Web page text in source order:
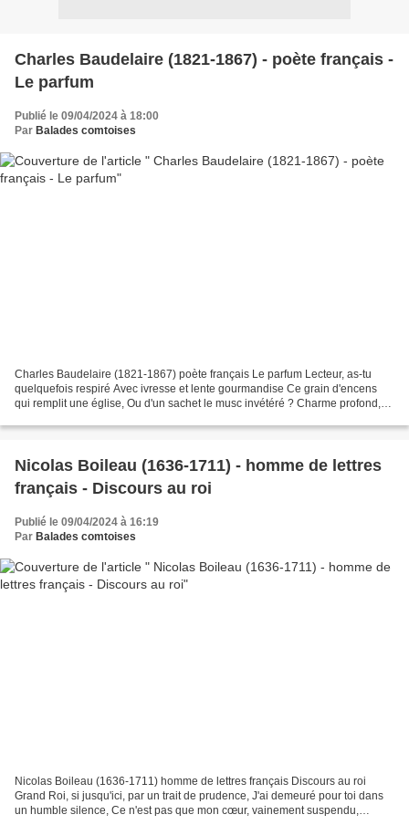
Charles Baudelaire (1821-1867) - poète français -
Le parfum
Publié le 09/04/2024 à 18:00
Par Balades comtoises
Charles Baudelaire (1821-1867) poète français Le parfum Lecteur, as-tu
quelquefois respiré Avec ivresse et lente gourmandise Ce grain d'encens
qui remplit une église, Ou d'un sachet le musc invétéré ? Charme profond,
Nicolas Boileau (1636-1711) - homme de lettres
français - Discours au roi
Publié le 09/04/2024 à 16:19
Par Balades comtoises
Nicolas Boileau (1636-1711) homme de lettres français Discours au roi
Grand Roi, si jusqu'ici, par un trait de prudence, J'ai demeuré pour toi dans
un humble silence, Ce n'est pas que mon cœur, vainement suspendu,